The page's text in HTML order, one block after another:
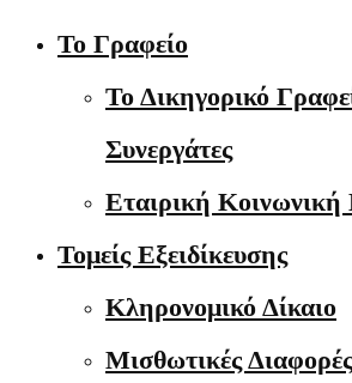
Το Γραφείο
Το Δικηγορικό
Συνεργάτες
Εταιρική Κοινωνική
Τομείς Εξειδίκευσης
Κληρονομικό Δίκαιο
Μισθωτικές Διαφορές